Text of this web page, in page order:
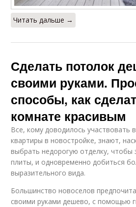
Читать дальше →
Сделать потолок
своими руками.
способы, как
комнате красивым
Все, кому доводилось участвовать
квартиры в новостройке, знают,
выбрать недорогую отделку, чтобы
плиты, и одновременно добиться
выразительного вида.
Большинство новоселов
своими руками дешево, с помощью